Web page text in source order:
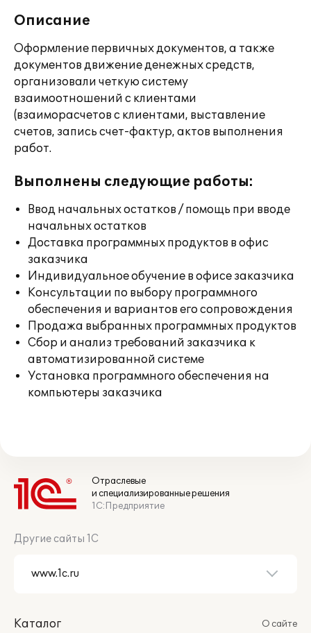
Описание
Оформление первичных документов, а также
документов движение денежных средств,
организовали четкую систему
взаимоотношений с клиентами
(взаиморасчетов с клиентами, выставление
счетов, запись счет-фактур, актов выполнения
работ.
Выполнены следующие работы:
Ввод начальных остатков / помощь при вводе
начальных остатков
Доставка программных продуктов в офис
заказчика
Индивидуальное обучение в офисе заказчика
Консультации по выбору программного
обеспечения и вариантов его сопровождения
Продажа выбранных программных продуктов
Сбор и анализ требований заказчика к
автоматизированной системе
Установка программного обеспечения на
компьютеры заказчика
Отраслевые
и специализированные решения
1С:Предприятие
Другие сайты 1С
Каталог
О сайте